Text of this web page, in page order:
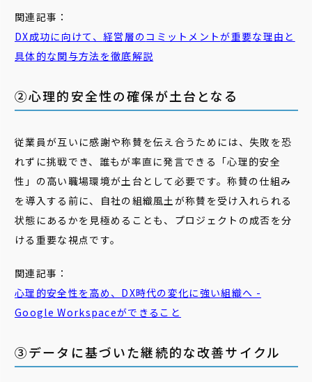
関連記事：
DX成功に向けて、 経営層のコミットメントが重要な理由と
具体的な関与方法を徹底解説
②心理的安全性の確保が土台となる
従業員が互いに感謝や称賛を伝え合うためには、失敗を恐
れずに挑戦でき、誰もが率直に発言できる「心理的安全
性」の高い職場環境が土台として必要です。称賛の仕組み
を導入する前に、自社の組織風土が称賛を受け入れられる
状態にあるかを見極めることも、プロジェクトの成否を分
ける重要な視点です。
関連記事：
心理 的安全性を高め、DX時代の変化に強い組織へ -
Google Workspaceができること
③データに基づいた継続的な改善サイクル